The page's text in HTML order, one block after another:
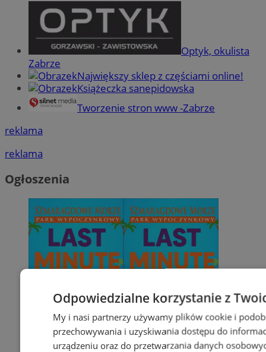
Optyk, okulista
Zabrze
Największy sklep z częściami online!
Książeczka sanepidowska
Tworzenie stron www -Zabrze
reklama
reklama
Ogłoszenia
Odpowiedzialne korzystanie z
My i nasi partnerzy używamy plików cookie i
przechowywania i uzyskiwania dostępu do
urządzeniu oraz do przetwarzania danych